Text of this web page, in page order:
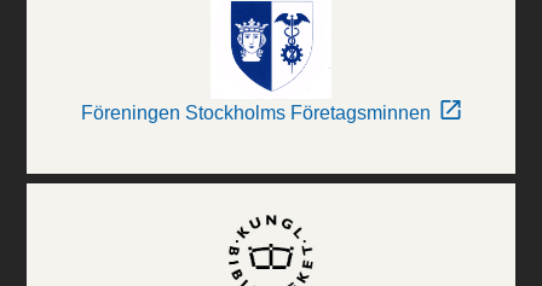
Föreningen Stockholms Företagsminnen